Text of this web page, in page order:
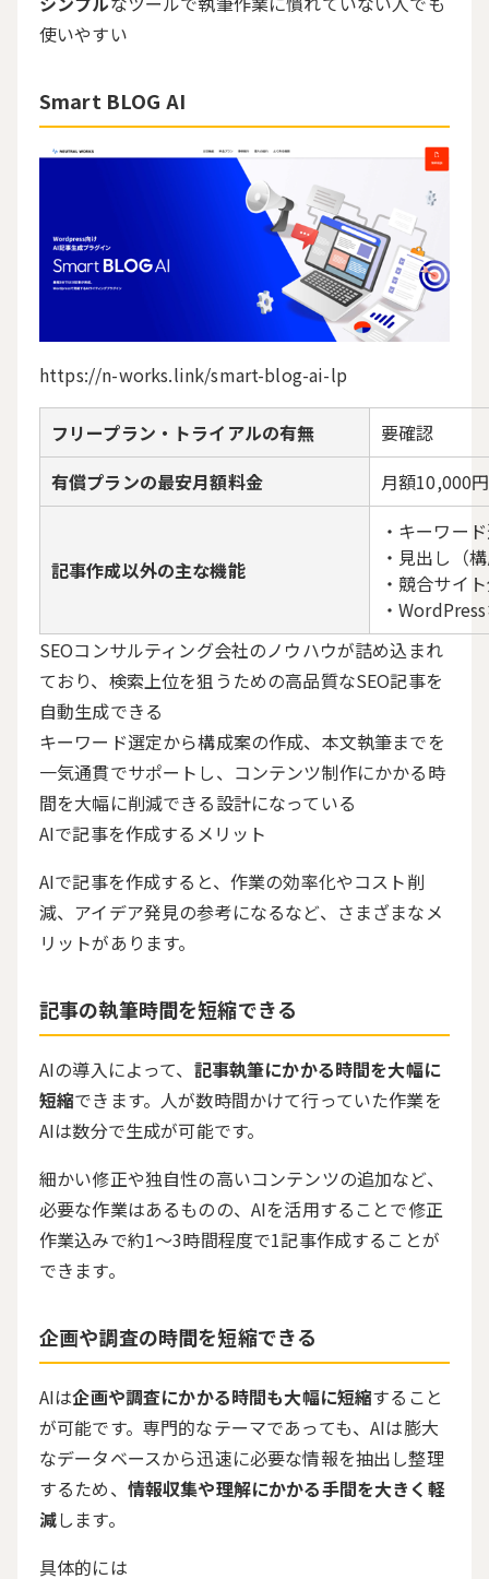
使いやすい
Smart BLOG AI
https://n-works.link/smart-blog-ai-lp
フリープラン・トライアルの有無
要確認
有償プランの最安月額料金
月額10,000
記事作成以外の主な機能
・キーワー
・見出し（
・競合サイ
・
SEOコンサルティング会社のノウハウが詰め込まれ
ており、検索上位を狙うための高品質なSEO記事を
自動生成できる
キーワード選定から構成案の作成、本文執筆までを
一気通貫でサポートし、コンテンツ制作にかかる時
間を大幅に削減できる設計になっている
AIで記事を作成するメリット
AIで記事を作成すると、作業の効率化やコスト削
減、アイデア発見の参考になるなど、さまざまなメ
リットがあります。
記事の執筆時間を短縮できる
AIの導入によって、 記事執筆にかかる時間を大幅に
短縮できます。人が数時間かけて行っていた作業を
AIは数分で生成が可能です。
細かい修正や独自性の高いコンテンツの追加など、
必要な作業はあるものの、AIを活用することで修正
作業込みで約1～3時間程度で1記事作成することが
できます。
企画や調査の時間を短縮できる
AIは企画や調査にかかる時間も大幅に短縮すること
が可能です。専門的なテーマであっても、AIは膨大
なデータベースから迅速に必要な情報を抽出し整理
するため、 情報収集や理解にかかる手間を大きく軽
減します。
具体的には